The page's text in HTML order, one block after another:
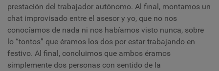
prestación del trabajador autónomo. Al final, montamos un
chat improvisado entre el asesor y yo, que no nos
conocíamos de nada ni nos habíamos visto nunca, sobre
lo “tontos” que éramos los dos por estar trabajando en
festivo. Al final, concluimos que ambos éramos
simplemente dos personas con sentido de la